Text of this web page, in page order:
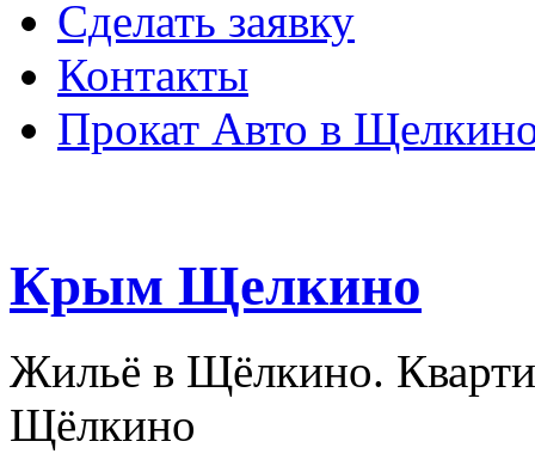
Сделать заявку
Контакты
Прокат Авто в
Крым Щелкино
Жильё в Щёлкино.
Щёлкино